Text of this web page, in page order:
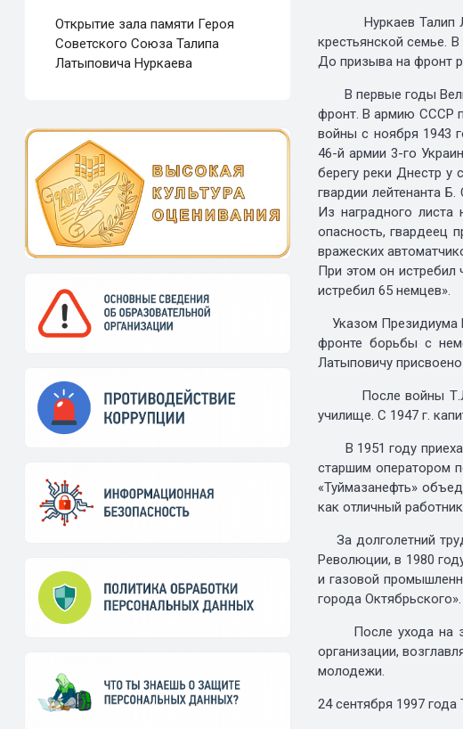
Открытие зала памяти Героя
Советского Союза Талипа
Латыповича Нуркаева
Нуркаев Талип
крестьянской семье.
До призыва на фронт
В первые годы
фронт. В армию СССР
войны с ноября 1943
46-й армии 3-го
берегу реки Днестр
гвардии лейтенанта
Из наградного листа
опасность, гвардеец
вражеских
При этом он
истребил 65 немцев».
Указом Президиума
фронте борьбы с
Латыповичу
После войны
училище. С 1947 г.
В 1951 году
старшим оператором
«Туймазанефть»
как отличный
За долголетний
Революции, в 1980
и газовой
города
После ухода на
организации,
молодежи.
24 сентября 1997